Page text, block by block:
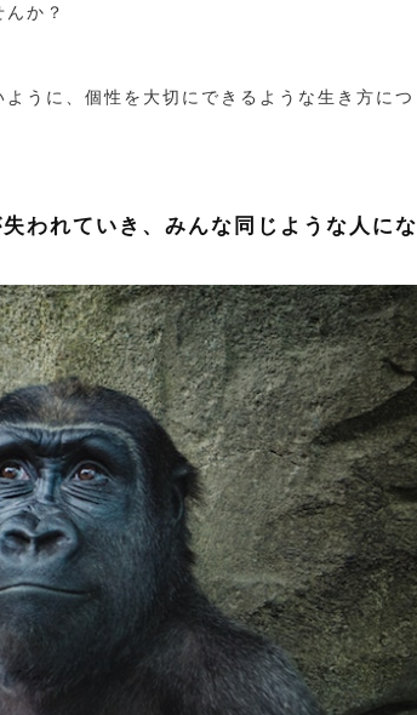
か？
うに、個性を大切にできるような生き方につ
われていき、みんな同じような人にな